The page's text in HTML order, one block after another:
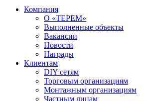
Компания
О «ТЕРЕМ»
Выполненные объекты
Вакансии
Новости
Награды
Клиентам
DIY сетям
Торговым организациям
Монтажным организациям
Частным лицам